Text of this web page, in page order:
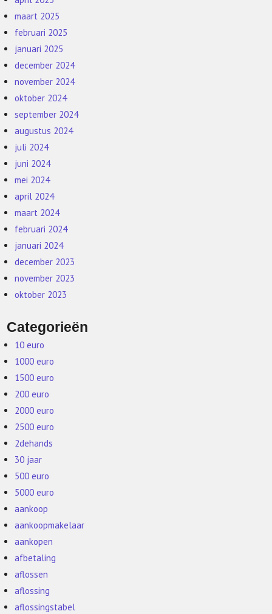
maart 2025
februari 2025
januari 2025
december 2024
november 2024
oktober 2024
september 2024
augustus 2024
juli 2024
juni 2024
mei 2024
april 2024
maart 2024
februari 2024
januari 2024
december 2023
november 2023
oktober 2023
Categorieën
10 euro
1000 euro
1500 euro
200 euro
2000 euro
2500 euro
2dehands
30 jaar
500 euro
5000 euro
aankoop
aankoopmakelaar
aankopen
afbetaling
aflossen
aflossing
aflossingstabel